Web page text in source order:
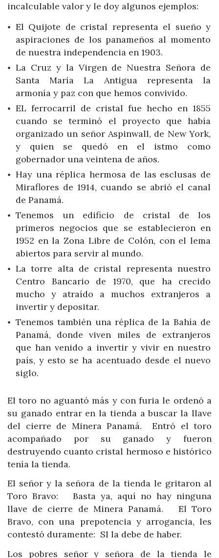
incalculable valor y le doy algunos ejemplos:
El Quijote de cristal representa el sueño y
aspiraciones de los panameños al momento
de nuestra independencia en 1903.
La Cruz y la Virgen de Nuestra Señora de
Santa María La Antigua representa la
armonía y paz con que hemos convivido.
EL ferrocarril de cristal fue hecho en 1855
cuando se terminó el proyecto que había
organizado un señor Aspinwall, de New York,
y quien se quedó en el istmo como
gobernador una veintena de años.
Hay una réplica hermosa de las esclusas de
Miraflores de 1914, cuando se abrió el canal
de Panamá.
Tenemos un edificio de cristal de los
primeros negocios que se establecieron en
1952 en la Zona Libre de Colón, con el lema
abiertos para servir al mundo.
La torre alta de cristal representa nuestro
Centro Bancario de 1970, que ha crecido
mucho y atraído a muchos extranjeros a
invertir y depositar.
Tenemos también una réplica de la Bahía de
Panamá, donde viven miles de extranjeros
que han venido a invertir y vivir en nuestro
país, y esto se ha acentuado desde el nuevo
siglo.
El toro no aguantó más y con furia le ordenó a
su ganado entrar en la tienda a buscar la llave
del cierre de Minera Panamá. Entró el toro
acompañado por su ganado y fueron
destruyendo cuanto cristal hermoso e histórico
tenía la tienda.
El señor y la señora de la tienda le gritaron al
Toro Bravo: Basta ya, aquí no hay ninguna
llave de cierre de Minera Panamá. El Toro
Bravo, con una prepotencia y arrogancia, les
contestó duramente: SI la debe de haber.
Los pobres señor y señora de la tienda le